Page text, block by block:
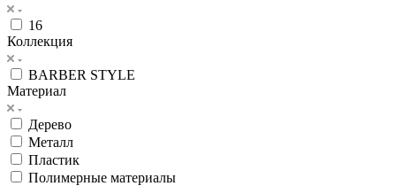
16
Коллекция
BARBER STYLE
Материал
Дерево
Металл
Пластик
Полимерные материалы